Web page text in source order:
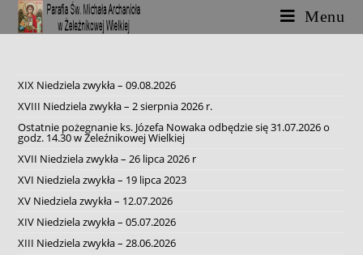
Skip
content
Menu
XIX Niedziela zwykła – 09.08.2026
XVIII Niedziela zwykła – 2 sierpnia 2026 r.
Ostatnie pożegnanie ks. Józefa Nowaka odbędzie się 31.07.2026 o
godz. 14.30 w Żeleźnikowej Wielkiej
XVII Niedziela zwykła – 26 lipca 2026 r
XVI Niedziela zwykła – 19 lipca 2023
XV Niedziela zwykła – 12.07.2026
XIV Niedziela zwykła – 05.07.2026
XIII Niedziela zwykła – 28.06.2026